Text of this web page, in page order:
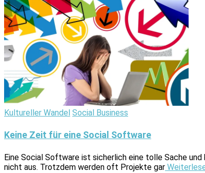
Kultureller Wandel Social Business
Keine Zeit für eine Social Software
Eine Social Software ist sicherlich eine tolle Sache
nicht aus. Trotzdem werden oft Projekte gar